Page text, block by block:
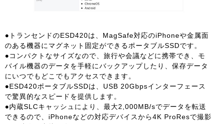
●トランセンドのESD420は、MagSafe対応のiPhoneや金属面
のある機器にマグネット固定ができるポータブルSSDです。
●コンパクトなサイズなので、旅行や会議などに携帯でき、モ
バイル機器のデータを手軽にバックアップしたり、保存データ
にいつでもどこでもアクセスできます。
●ESD420ポータブルSSDは、USB 20Gbpsインターフェース
で驚異的なスピードを提供します。
●内蔵SLCキャッシュにより、最大2,000MB/sでデータを転送
できるので、iPhoneなどの対応デバイスから4K ProResで撮影